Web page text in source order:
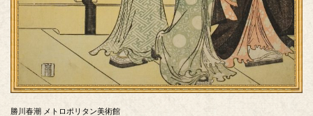
勝川春潮 メトロポリタン美術館